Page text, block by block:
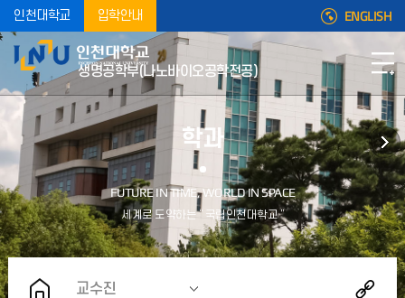
인천대학교 입학안내 ENGLISH
생명공학부(나노바이오공학전공)
학과
교수진